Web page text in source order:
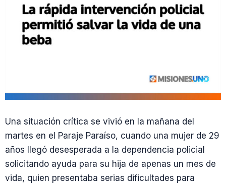
Una situación crítica se vivió en la mañana del
martes en el Paraje Paraíso, cuando una mujer de 29
años llegó desesperada a la dependencia policial
solicitando ayuda para su hija de apenas un mes de
vida, quien presentaba serias dificultades para